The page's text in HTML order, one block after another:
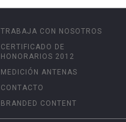
TRABAJA CON NOSOTROS
CERTIFICADO DE
HONORARIOS 2012
MEDICIÓN ANTENAS
CONTACTO
BRANDED CONTENT